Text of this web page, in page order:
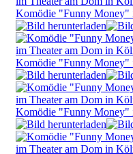
Komödie "Funny Money"
Komödie "Funny Money"
Komödie "Funny Money"